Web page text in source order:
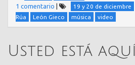
1 comentario
19 y 20 de diciembre
Rúa
León Gieco música video
Usted está aquí